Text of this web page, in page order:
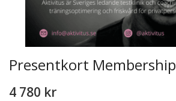
Presentkort Membership
4 780 kr